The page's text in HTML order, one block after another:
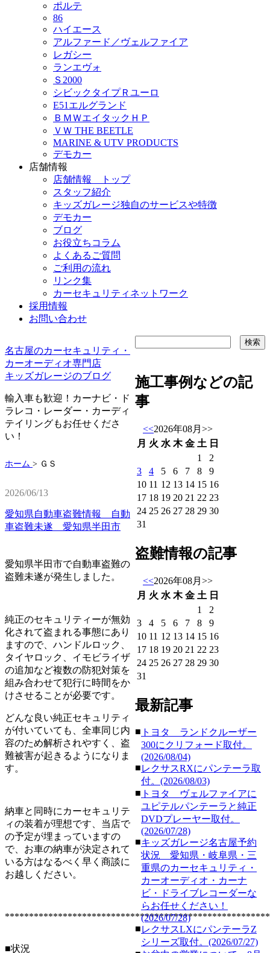
ポルテ
86
ハイエース
アルファード／ヴェルファイア
レガシー
ランエヴォ
Ｓ2000
シビックタイプＲユーロ
E51エルグランド
ＢＭＷエイタックＨＰ
ＶＷ THE BEETLE
MARINE & UTV PRODUCTS
デモカー
店舗情報
店舗情報 トップ
スタッフ紹介
キッズガレージ独自のサービスや特徴
デモカー
ブログ
お役立ちコラム
よくあるご質問
ご利用の流れ
リンク集
カーセキュリティネットワーク
採用情報
お問い合わせ
名古屋のカーセキュリティ・
カーオーディオ専門店
キッズガレージのブログ
輸入車も歓迎！カーナビ・ド
ラレコ・レーダー・カーディ
テイリングもお任せくださ
い！
ホーム > ＧＳ
2026/06/13
愛知県自動車盗難情報 自動
車盗難未遂 愛知県半田市
愛知県半田市で自動車盗難の
盗難未遂が発生しました。
純正のセキュリティーが無効
化されて盗まれる事態にあり
ますので、ハンドルロック、
タイヤロック、イモビライザ
の追加など複数の防犯対策を
組み合わせて犯行に時間をか
けさせることが必要です。
どんな良い純正セキュリティ
が付いていても、全車同じ内
容のため解析されやすく、盗
難被害が起きるようになりま
す。
納車と同時にカーセキュリテ
ィの装着が理想です、当店で
の予定が埋まっていますの
で、お車の納車が決定されて
いる方はなるべく早く商談に
お越しください。
■状況
施工事例などの記
事
<<2026年08月 >>
月 火 水 木 金 土 日
1
2
3
4 5 6 7 8
9
10 11 12 13 14 15 16
17 18 19 20 21 22 23
24 25 26 27 28 29 30
31
盗難情報の記事
<<2026年08月 >>
月 火 水 木 金 土 日
1
2
3
4 5 6 7 8
9
10 11 12 13 14 15 16
17 18 19 20 21 22 23
24 25 26 27 28 29 30
31
最新記事
■ トヨタ ランドクルーザー
300にクリフォード取付。
(2026/08/04)
■レクサスRXにパンテーラ取
付。(2026/08/03)
■ トヨタ ヴェルファイアに
ユピテルパンテーラと純正
DVDプレーヤー取付。
(2026/07/28)
■キッズガレージ名古屋予約
状況 愛知県・岐阜県・三
重県のカーセキュリティ・
カーオーディオ・カーナ
ビ・ドライブレコーダーな
らお任せください！
(2026/07/28)
■レクサスLXにパンテーラZ
シリーズ取付。(2026/07/27)